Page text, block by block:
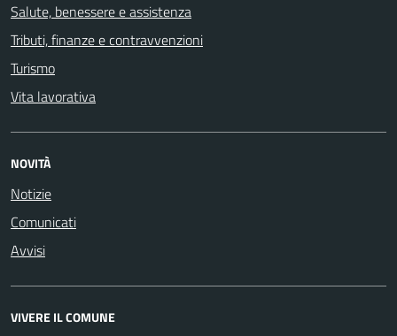
Salute, benessere e assistenza
Tributi, finanze e contravvenzioni
Turismo
Vita lavorativa
NOVITÀ
Notizie
Comunicati
Avvisi
VIVERE IL COMUNE